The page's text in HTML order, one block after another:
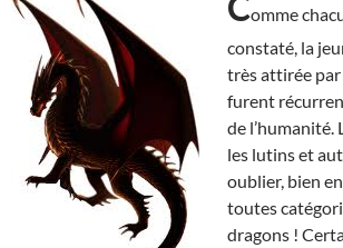
omme
constaté, la
très attirée
furent
de l’humanité.
les lutins et
oublier, bien
toutes
dragons !